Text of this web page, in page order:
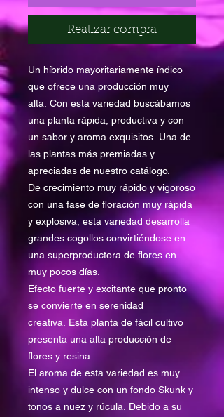
Realizar compra
Un híbrido mayoritariamente índico
que ofrece una producción muy
alta. Con esta variedad buscábamos
una planta rápida, productiva y con
un sabor y aroma exquisitos. Una de
las plantas más premiadas y
apreciadas de nuestro catálogo.
De crecimiento muy rápido y vigoroso
con una fase de floración muy rápida
y explosiva, esta variedad desarrolla
grandes cogollos convirtiéndose en
una superproductora de flores en
muy pocos días.
Efecto fuerte y excitante que pronto
se convierte en serenidad
creativa. Esta planta de fácil cultivo
presenta una alta producción de
flores y resina.
El aroma de esta variedad es muy
intenso y dulce con un fondo Skunk y
tonos a nuez y rúcula. Debido a su